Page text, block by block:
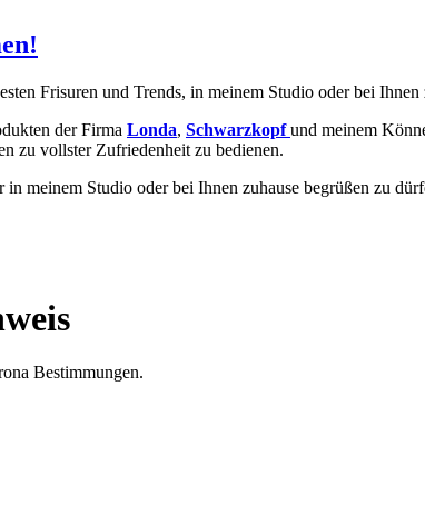
Frisuren und Trends, in meinem Studio oder bei Ihnen
der Firma Londa, Schwarzkopfund meinem
zu vollster Zufriedenheit zu bedienen.
meinem Studio oder bei Ihnen zuhause begrüßen zu
Bestimmungen.